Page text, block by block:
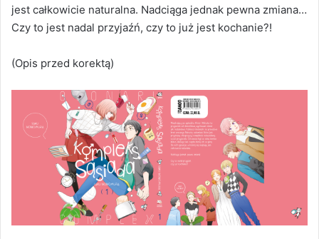
jest całkowicie naturalna. Nadciąga jednak pewna zmiana…
Czy to jest nadal przyjaźń, czy to już jest kochanie?!
(Opis przed korektą)